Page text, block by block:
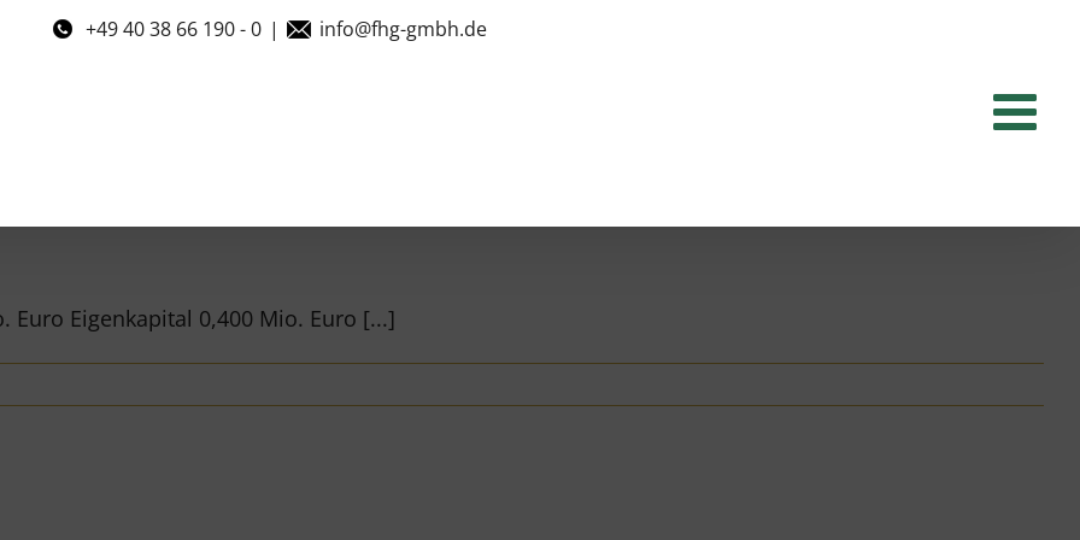
+49 40 38 66 190 - 0 | info@fhg-gmbh.de
Eigenkapital 0,400 Mio. Euro [...]